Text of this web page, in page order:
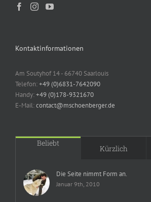
Kontaktinformationen
Am Soutyhof 14 - 66740 Saarlouis
Telefon:+49 (0)6831-7642090
Handy:+49 (0)178-9321670
E-Mail:contact@mschoenberger.de
Beliebt
Kürzlich
Die Seite nimmt Form an.
Januar 9th, 2010